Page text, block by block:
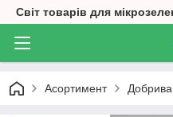
Світ товарів для
Асортимент